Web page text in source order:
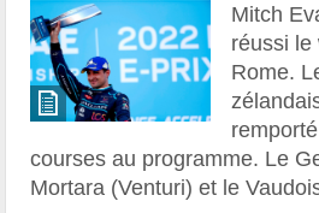
Mitch
réussi le
Rome.
courses au programme. Le
Mortara (Venturi) et le